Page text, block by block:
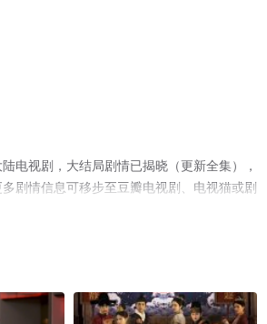
电视剧，大结局剧情已揭晓（更新全集），
剧情信息可移步至豆瓣电视剧、电视猫或剧